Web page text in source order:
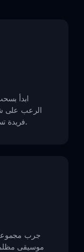
ابدأ
الرعب على
فريدة تساهم في الأجواء المخيفة لقطعك.
جرب
موسيقى